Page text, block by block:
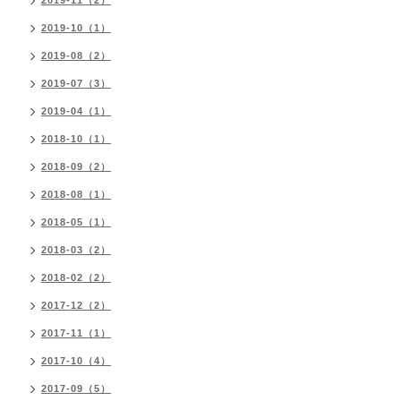
2019-10（1）
2019-08（2）
2019-07（3）
2019-04（1）
2018-10（1）
2018-09（2）
2018-08（1）
2018-05（1）
2018-03（2）
2018-02（2）
2017-12（2）
2017-11（1）
2017-10（4）
2017-09（5）